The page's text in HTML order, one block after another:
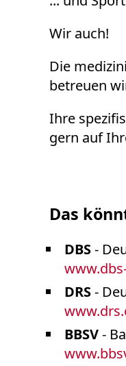
Wir auch!
Die
betreuen
Ihre
gern auf
Das
DBS-
DRS-
BBSV-